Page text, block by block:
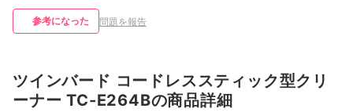
参考になった 問題を報告
ツインバード コードレススティック型クリ
ーナー TC-E264Bの商品詳細